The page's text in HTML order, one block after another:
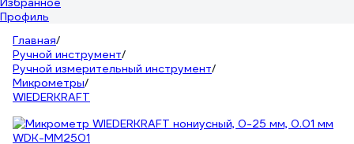
Профиль
Главная/
Ручной инструмент/
Ручной измерительный инструмент/
Микрометры/
WIEDERKRAFT